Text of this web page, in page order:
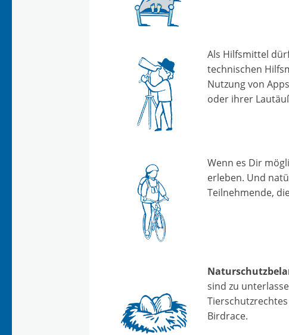
Als Hilfsmittel
technischen
Nutzung von
oder ihrer
Wenn es Dir
erleben. Und
Teilnehmende,
sind zu
Birdrace.